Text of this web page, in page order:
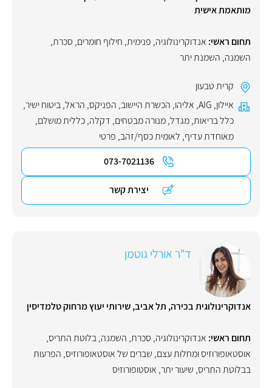
מותאמת אישית
תחום ראשי: אנדוקרינולוגיה, פנימית, חילוף חומרים, סכרת,
השמנה, השמנת יתר
קרית טבעון
איילון,
AIG
, אליהו, הכשרת היישוב, הפניקס, הראל,ביטוח ישיר,
כלל בריאות,מגדל,מנורה מבטחים, דקלה,כללית מושלם,
מאוחדת עדיף, לאומית כסף/זהב, פרטי
073-7021136
יצירת קשר
ד"ר אורלי גוטמן
אנדוקרינולוגית בכירה, תל אביב, שירותי יעוץ מרחוק טלמדיסין
תחום ראשי: אנדוקרינולוגיה, סכרת, השמנה,בלוטת התריס,
אוסטאופורוזיס ומחלות עצם, שברים של אוסטאופורוזיס, הפרעות
בבלוטת התריס, שיעור יתר, אוסטופורוזיס